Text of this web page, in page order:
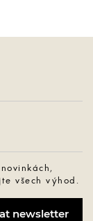
všech výhod.